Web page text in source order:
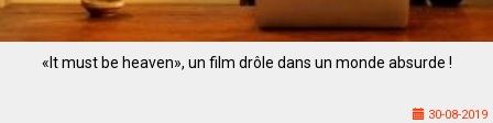
«It must be heaven», un film drôle dans un monde absurde !
30-08-2019